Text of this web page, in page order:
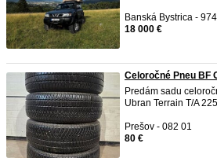
Banská Bystrica -
18 000 €
Celoročné Pneu BF
Predám sadu
Ubran Terrain T/A
Prešov - 082 01
80 €